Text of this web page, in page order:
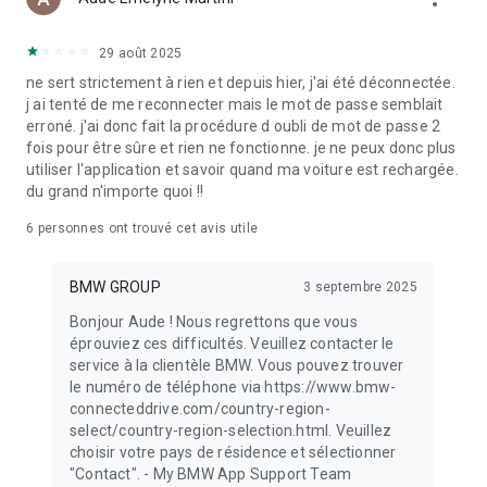
intelligente des itinéraires BMW afin d’optimiser les arrêts de
• Consultez des statistiques détaillées et l’historique de vos
sessions de recharge
• Utilisez votre voiture comme source d’énergie grâce à la
gestion de la recharge bidirectionnelle (selon le modèle)
• Connectez et gérez facilement votre BMW Wallbox via My
BMW App
• Découvrez et gérez les produits, services et abonnements
notre chat IA BMW en ligne
• Découvrez des vidéos tutoriels spécialement adaptées au
modèle de votre véhicule
• Liez votre compte de services financiers pour un accès
simplifié
GÉREZ LES ENTRETIENS REQUIS
• Gardez un œil sur les entretiens nécessaires
• Prenez des rendez-vous de service via l’application
29 août 2025
ne sert strictement à rien et depuis hier, j'ai été déconnectée.
j ai tenté de me reconnecter mais le mot de passe semblait
erroné. j'ai donc fait la procédure d oubli de mot de passe 2
fois pour être sûre et rien ne fonctionne. je ne peux donc plus
utiliser l'application et savoir quand ma voiture est rechargée.
du grand n'importe quoi !!
6 personnes ont trouvé cet avis utile
BMW GROUP 3 septembre 2025
Bonjour Aude ! Nous regrettons que vous
éprouviez ces difficultés. Veuillez contacter le
service à la clientèle BMW. Vous pouvez trouver
le numéro de téléphone via https://www.bmw-
connecteddrive.com/country-region-
select/country-region-selection.html. Veuillez
choisir votre pays de résidence et sélectionner
"Contact". - My BMW App Support Team